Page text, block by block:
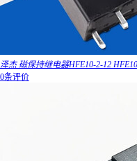
泽杰 磁保持继电器HFE10-2-12
0条评价